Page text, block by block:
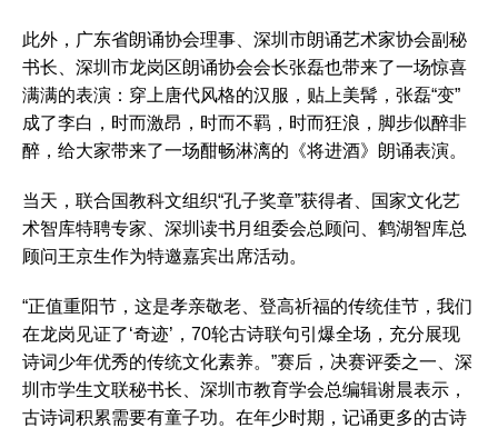
此外，广东省朗诵协会理事、深圳市朗诵艺术家协会副秘
书长、深圳市龙岗区朗诵协会会长张磊也带来了一场惊喜
满满的表演：穿上唐代风格的汉服，贴上美髯，张磊“变”
成了李白，时而激昂，时而不羁，时而狂浪，脚步似醉非
醉，给大家带来了一场酣畅淋漓的《将进酒》朗诵表演。
当天，联合国教科文组织“孔子奖章”获得者、国家文化艺
术智库特聘专家、深圳读书月组委会总顾问、鹤湖智库总
顾问王京生作为特邀嘉宾出席活动。
“正值重阳节，这是孝亲敬老、登高祈福的传统佳节，我们
在龙岗见证了‘奇迹’，70轮古诗联句引爆全场，充分展现
诗词少年优秀的传统文化素养。”赛后，决赛评委之一、深
圳市学生文联秘书长、深圳市教育学会总编辑谢晨表示，
古诗词积累需要有童子功。在年少时期，记诵更多的古诗